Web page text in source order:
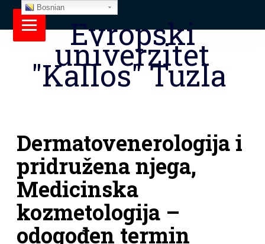
Evropski
univerzitet
"Kallos" Tuzla
Dermatovenerologija i
pridružena njega,
Medicinska
kozmetologija –
odogođen termin
Bosnian